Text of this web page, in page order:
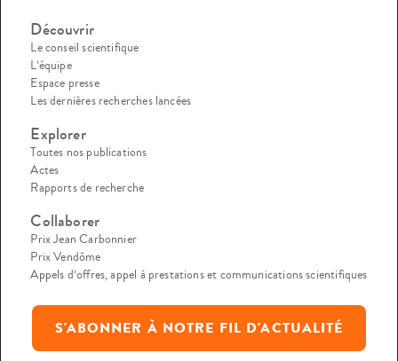
Découvrir
Le conseil scientifique
L’équipe
Espace presse
Les dernières recherches lancées
Explorer
Toutes nos publications
Actes
Rapports de recherche
Collaborer
Prix Jean Carbonnier
Prix Vendôme
Appels d’offres, appel à prestations et communications scientifiques
S'ABONNER À NOTRE FIL D'ACTUALITÉ